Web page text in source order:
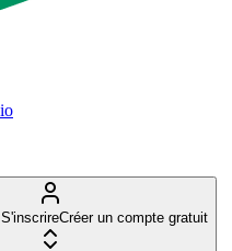
Créer un compte gratuit